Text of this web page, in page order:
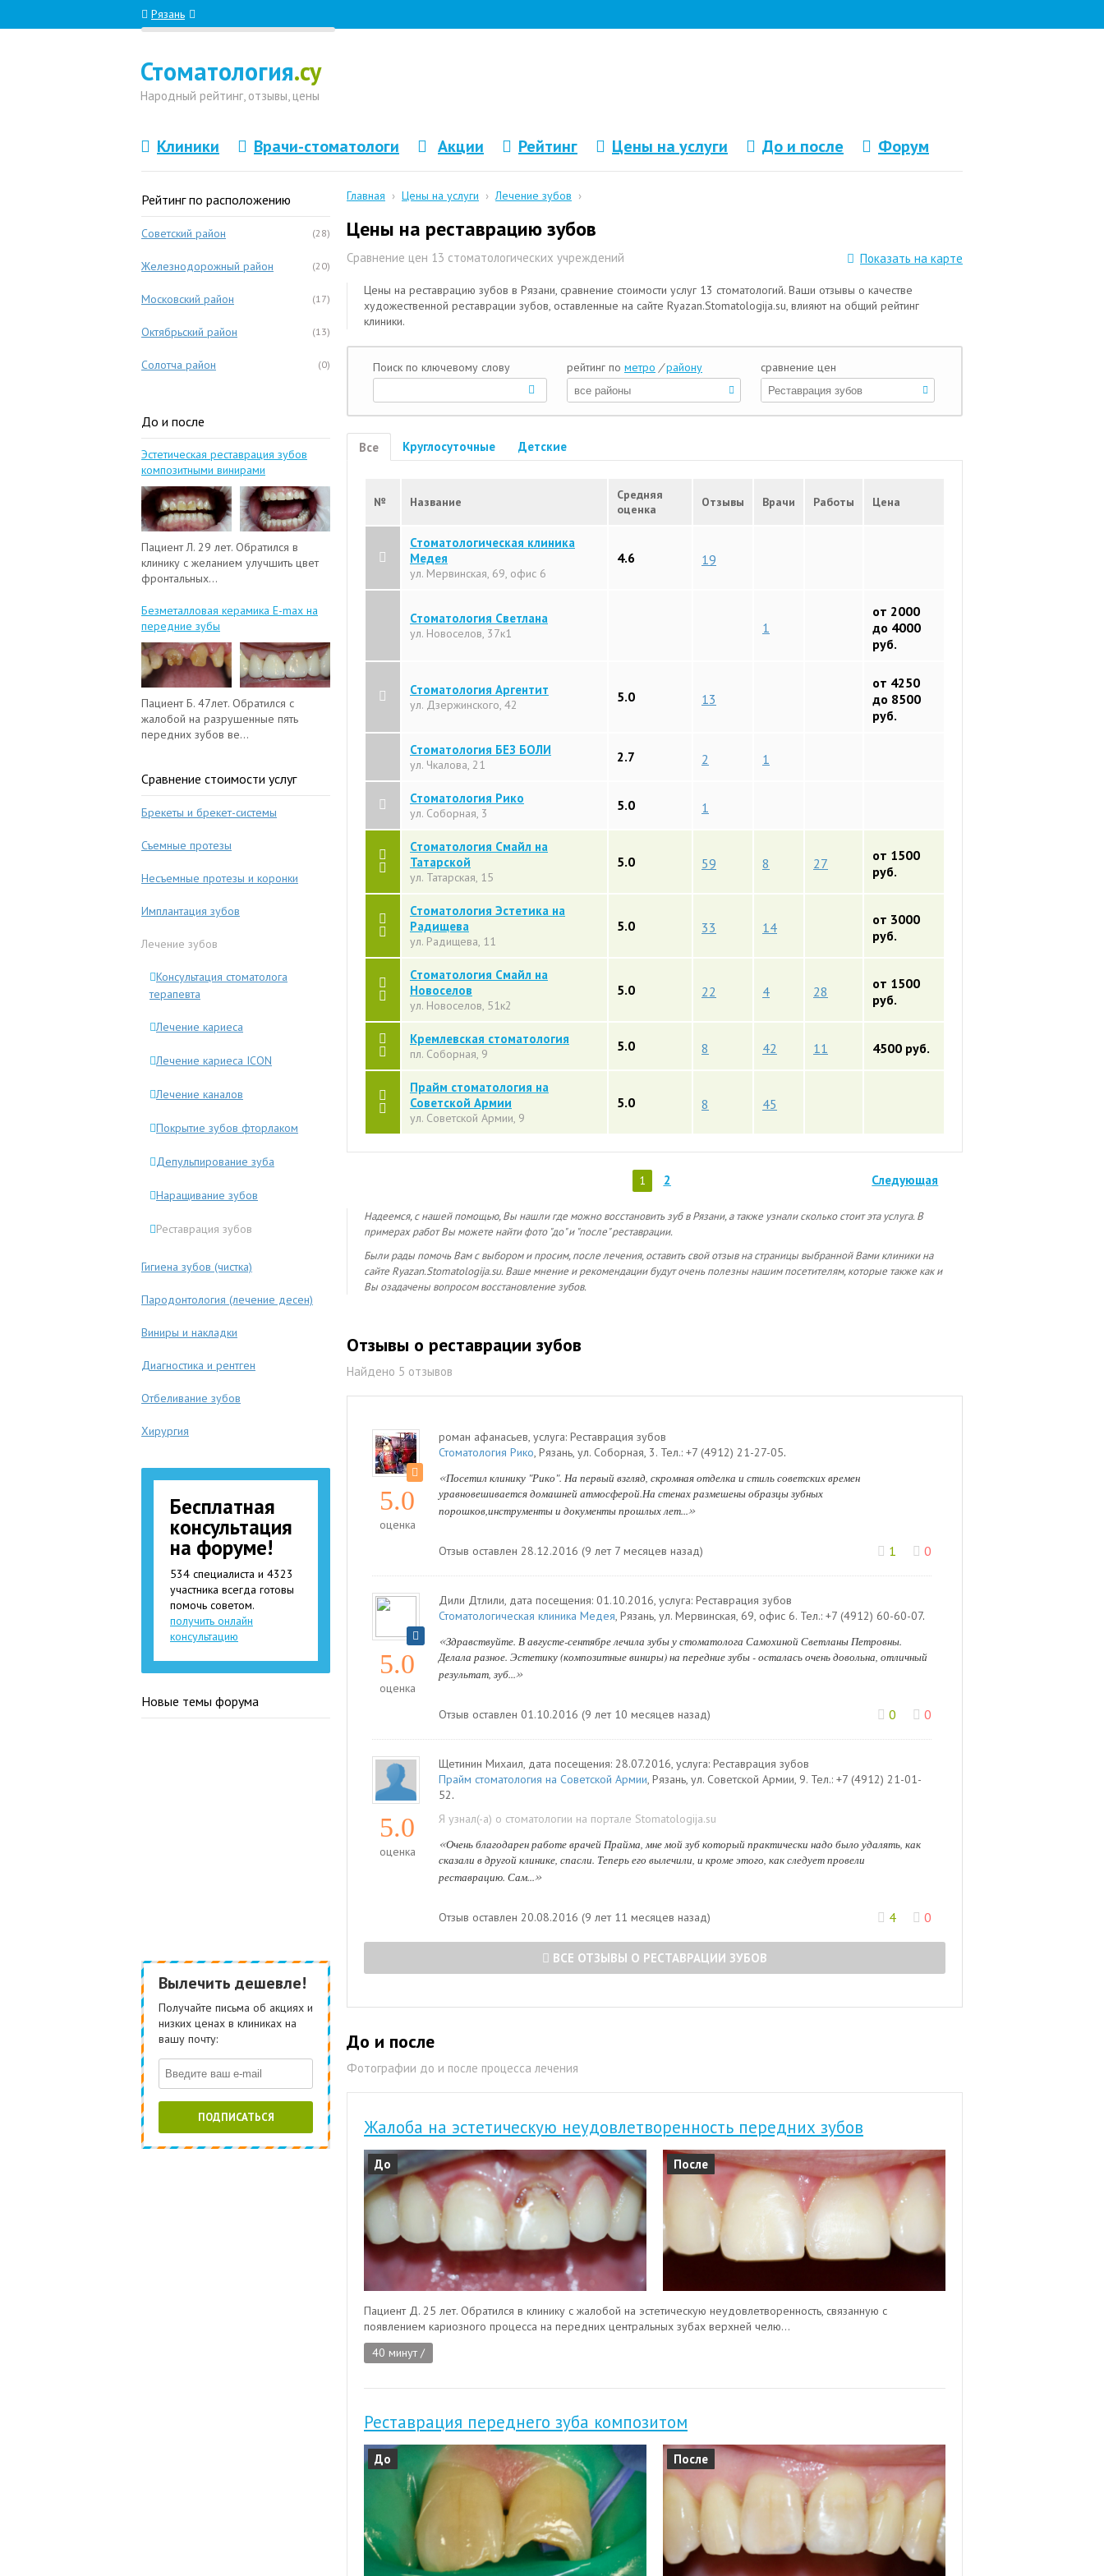
Рязань
Стоматология.су
Народный рейтинг, отзывы, цены
Клиники Врачи-стоматологи Акции Рейтинг Цены на услуги До и после Форум
Главная › Цены на услуги › Лечение зубов ›
Цены на реставрацию зубов
Сравнение цен 13 стоматологических учреждений Показать на карте
Цены на реставрацию зубов в Рязани, сравнение стоимости услуг 13 стоматологий. Ваши отзывы о качестве
художественной реставрации зубов, оставленные на сайте Ryazan.Stomatologija.su, влияют на общий рейтинг
клиники.
Все Круглосуточные Детские
№ Название
Средняя
оценка
Отзывы Врачи Работы Цена
Стоматологическая клиника
Медея
ул. Мервинская, 69, офис 6
4.6 19
Стоматология Светлана
ул. Новоселов, 37к1 1
от 2000
до 4000
руб.
Стоматология Аргентит
ул. Дзержинского, 42 5.0 13
от 4250
до 8500
руб.
Стоматология БЕЗ БОЛИ
ул. Чкалова, 21 2.7 2 1
Стоматология Рико
ул. Соборная, 3 5.0 1
Стоматология Смайл на
Татарской
ул. Татарская, 15
5.0 59 8 27
от 1500
руб.
Стоматология Эстетика на
Радищева
ул. Радищева, 11
5.0 33 14
от 3000
руб.
Стоматология Смайл на
Новоселов
ул. Новоселов, 51к2
5.0 22 4 28
от 1500
руб.
Кремлевская стоматология
пл. Соборная, 9 5.0 8 42 11 4500 руб.
Прайм стоматология на
Советской Армии
ул. Советской Армии, 9
5.0 8 45
1 2 Следующая
Надеемся, с нашей помощью, Вы нашли где можно восстановить зуб в Рязани, а также узнали сколько стоит эта услуга. В
примерах работ Вы можете найти фото "до" и "после" реставрации.
Были рады помочь Вам с выбором и просим, после лечения, оставить свой отзыв на страницы выбранной Вами клиники на
сайте Ryazan.Stomatologija.su. Ваше мнение и рекомендации будут очень полезны нашим посетителям, которые также как и
Вы озадачены вопросом восстановление зубов.
Отзывы о реставрации зубов
Найдено 5 отзывов
5.0
оценка
роман афанасьев, услуга: Реставрация зубов
Стоматология Рико, Рязань, ул. Соборная, 3. Тел.: +7 (4912) 21-27-05.
«Посетил клинику "Рико". На первый взгляд, скромная отделка и стиль советских времен
уравновешивается домашней атмосферой.На стенах размешены образцы зубных
порошков,инструменты и документы прошлых лет...»
Отзыв оставлен 28.12.2016 (9 лет 7 месяцев назад) 1 0
5.0
оценка
Дили Дтлили, дата посещения: 01.10.2016, услуга: Реставрация зубов
Стоматологическая клиника Медея, Рязань, ул. Мервинская, 69, офис 6. Тел.: +7 (4912) 60-60-07.
«Здравствуйте. В августе-сентябре лечила зубы у стоматолога Самохиной Светланы Петровны.
Делала разное. Эстетику (композитные виниры) на передние зубы - осталась очень довольна, отличный
результат, зуб...»
Отзыв оставлен 01.10.2016 (9 лет 10 месяцев назад) 0 0
5.0
оценка
Щетинин Михаил, дата посещения: 28.07.2016, услуга: Реставрация зубов
Прайм стоматология на Советской Армии, Рязань, ул. Советской Армии, 9. Тел.: +7 (4912) 21-01-
52.
Я узнал(-а) о стоматологии на портале Stomatologija.su
«Очень благодарен работе врачей Прайма, мне мой зуб который практически надо было удалять, как
сказали в другой клинике, спасли. Теперь его вылечили, и кроме этого, как следует провели
реставрацию. Сам...»
Отзыв оставлен 20.08.2016 (9 лет 11 месяцев назад) 4 0
ВСЕ ОТЗЫВЫ О РЕСТАВРАЦИИ ЗУБОВ
До и после
Фотографии до и после процесса лечения
Жалоба на эстетическую неудовлетворенность передних зубов
До После
Пациент Д. 25 лет. Обратился в клинику с жалобой на эстетическую неудовлетворенность, связанную с
появлением кариозного процесса на передних центральных зубах верхней челю...
40 минут /
Реставрация переднего зуба композитом
До После
Поиск по ключевому слову рейтинг по метро / району сравнение цен
Рейтинг по расположению
(28)
Советский район
(20)
Железнодорожный район
(17)
Московский район
(13)
Октябрьский район
(0)
Солотча район
До и после
Эстетическая реставрация зубов
композитными винирами
Пациент Л. 29 лет. Обратился в
клинику с желанием улучшить цвет
фронтальных...
Безметалловая керамика E-max на
передние зубы
Пациент Б. 47лет. Обратился с
жалобой на разрушенные пять
передних зубов ве...
Сравнение стоимости услуг
Брекеты и брекет-системы
Съемные протезы
Несъемные протезы и коронки
Имплантация зубов
Лечение зубов
Консультация стоматолога
терапевта
Лечение кариеса
Лечение кариеса ICON
Лечение каналов
Покрытие зубов фторлаком
Депульпирование зуба
Наращивание зубов
Реставрация зубов
Гигиена зубов (чистка)
Пародонтология (лечение десен)
Виниры и накладки
Диагностика и рентген
Отбеливание зубов
Хирургия
Бесплатная
консультация
на форуме!
534 специалиста и 4323
участника всегда готовы
помочь советом.
получить онлайн
консультацию
Новые темы форума
Вылечить дешевле!
Получайте письма об акциях и
низких ценах в клиниках на
вашу почту:
ПОДПИСАТЬСЯ